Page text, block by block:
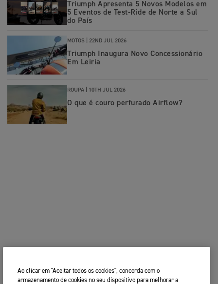
Triumph Apresenta 5 Novos Modelos em
5 Eventos de Test-Ride de Norte a Sul
do País
MOTOS | 22ND JUL 2026
Triumph Inaugura Novo Concessionário
Em Leiria
ROUPA | 10TH JUL 2026
O que é couro perfurado Airflow?
Ao clicar em "Aceitar todos os cookies", concorda com o
armazenamento de cookies no seu dispositivo para melhorar a